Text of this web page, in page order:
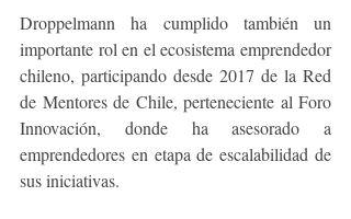
Droppelmann ha cumplido también un
importante rol en el ecosistema emprendedor
chileno, participando desde 2017 de la Red
de Mentores de Chile, perteneciente al Foro
Innovación, donde ha asesorado a
emprendedores en etapa de escalabilidad de
sus iniciativas.